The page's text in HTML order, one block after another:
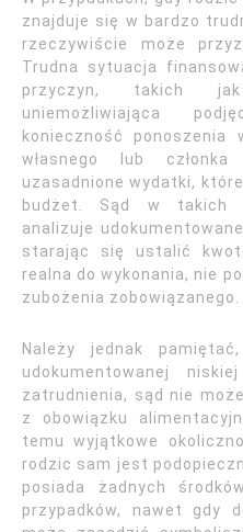
znajduje się w bardzo
rzeczywiście może
Trudna sytuacja
przyczyn, takich
uniemożliwiająca
konieczność ponoszenia
własnego lub
uzasadnione wydatki,
budżet. Sąd w takich
analizuje
starając się ustalić
realna do wykonania, nie
zubożenia zobowiązanego.
Należy jednak
udokumentowanej
zatrudnienia, sąd nie
z obowiązku
temu wyjątkowe
rodzic sam jest
posiada żadnych
przypadków, nawet gdy